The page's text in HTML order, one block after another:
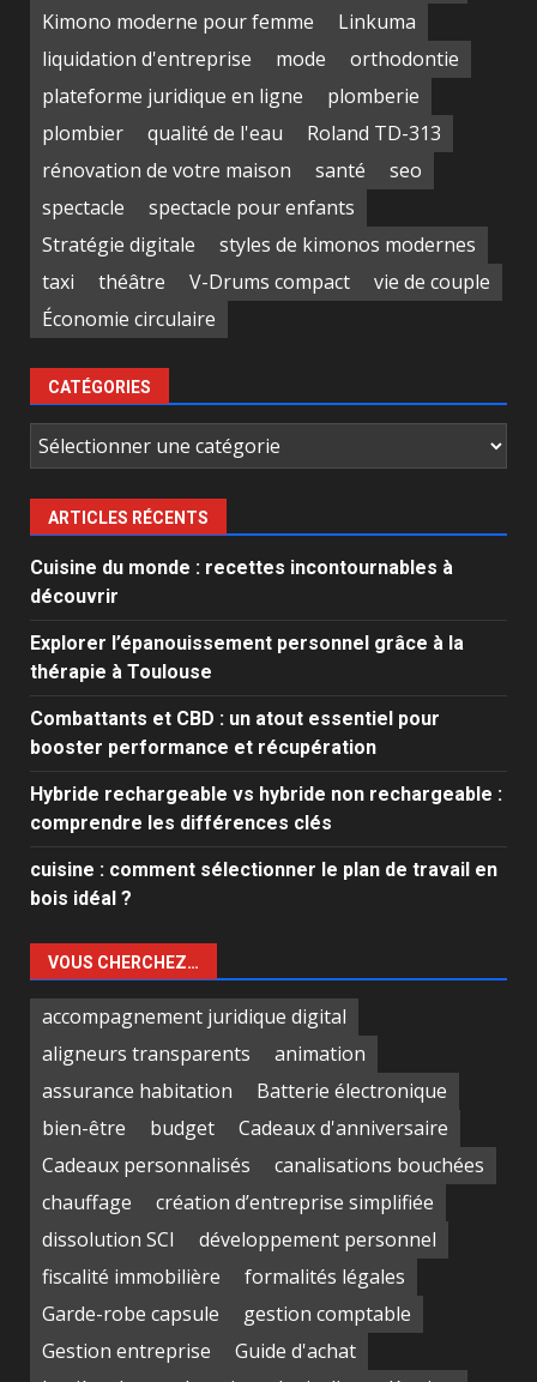
Kimono moderne pour femme
Linkuma
liquidation d'entreprise
mode
orthodontie
plateforme juridique en ligne
plomberie
plombier
qualité de l'eau
Roland TD-313
rénovation de votre maison
santé
seo
spectacle
spectacle pour enfants
Stratégie digitale
styles de kimonos modernes
taxi
théâtre V-Drums compact
vie de couple
Économie circulaire
CATÉGORIES
Catégories
ARTICLES RÉCENTS
Cuisine du monde : recettes incontournables à
découvrir
Explorer l’épanouissement personnel grâce à la
thérapie à Toulouse
Combattants et CBD : un atout essentiel pour
booster performance et récupération
Hybride rechargeable vs hybride non rechargeable :
comprendre les différences clés
cuisine : comment sélectionner le plan de travail en
bois idéal ?
VOUS CHERCHEZ…
accompagnement juridique digital
aligneurs transparents
animation
assurance habitation
Batterie électronique
bien-être
budget
Cadeaux d'anniversaire
Cadeaux personnalisés
canalisations bouchées
chauffage
création d’entreprise simplifiée
dissolution SCI
développement personnel
fiscalité immobilière
formalités légales
Garde-robe capsule
gestion comptable
Gestion entreprise
Guide d'achat